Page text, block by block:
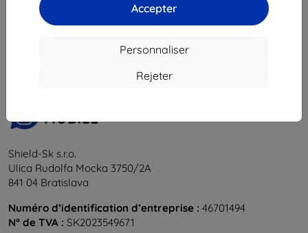
Accepter
Personnaliser
Rejeter
du total
Shield-Sk s.r.o.
Ulica Rudolfa Mocka 3750/2A
841 04 Bratislava
Numéro d’identification d’entreprise : 46701494
N° de TVA : SK2023549671